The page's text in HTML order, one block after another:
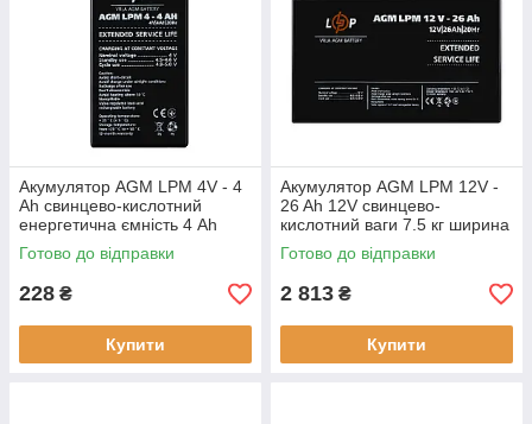
Акумулятор AGM LPM 4V - 4
Ah свинцево-кислотний
енергетична ємність 4 Ah
напруга 4 V
Готово до відправки
228 ₴
Купити
Акумулятор AGM LPM 12V -
26 Ah 12V свинцево-
кислотний ваги 7.5 кг ширина
175 мм висота 125 мм
Готово до відправки
2 813 ₴
Купити